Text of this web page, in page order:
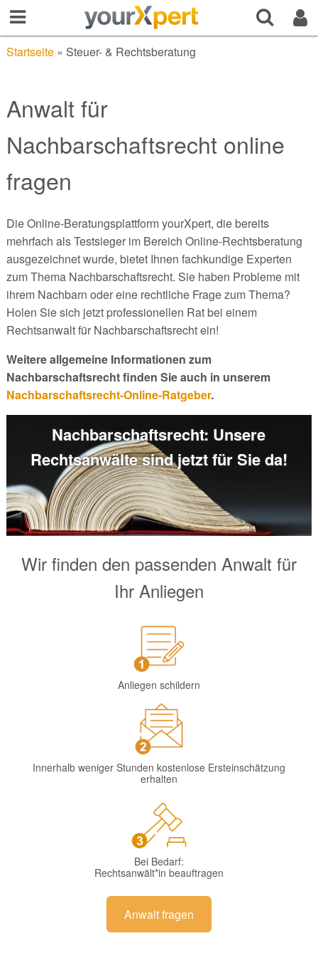
Startseite» Steuer- & Rechtsberatung
Anwalt für
Nachbarschaftsrecht online
fragen
Die Online-Beratungsplattform yourXpert, die bereits
mehrfach als Testsieger im Bereich Online-Rechtsberatung
ausgezeichnet wurde, bietet Ihnen fachkundige Experten
zum Thema Nachbarschaftsrecht. Sie haben Probleme mit
ihrem Nachbarn oder eine rechtliche Frage zum Thema?
Holen Sie sich jetzt professionellen Rat bei einem
Rechtsanwalt für Nachbarschaftsrecht ein!
Weitere allgemeine Informationen zum
Nachbarschaftsrecht finden Sie auch in unserem
Nachbarschaftsrecht-Online-Ratgeber.
Nachbarschaftsrecht: Unsere
Rechtsanwälte sind jetzt für Sie da!
Wir finden den passenden Anwalt für
Ihr Anliegen
Anliegen schildern
Innerhalb weniger Stunden kostenlose Ersteinschätzung
erhalten
Bei Bedarf:
Rechtsanwält*in beauftragen
Anwalt fragen